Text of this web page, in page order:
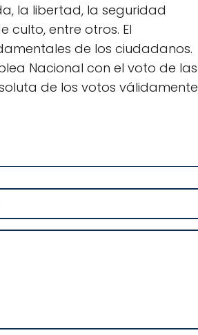
la libertad, la seguridad
culto, entre otros. El
de los ciudadanos.
Nacional con el voto de las
de los votos válidamente